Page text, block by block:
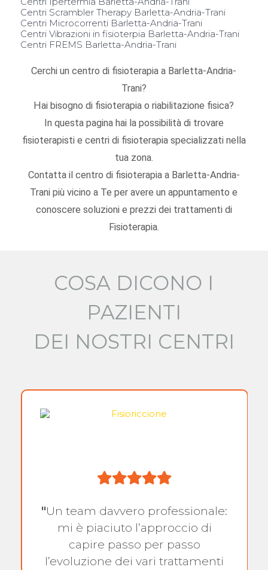
Centri Scrambler Therapy Barletta-Andria-Trani
Centri Microcorrenti Barletta-Andria-Trani
Centri Vibrazioni in fisioterpia Barletta-Andria-Trani
Centri FREMS Barletta-Andria-Trani
Cerchi un centro di fisioterapia a Barletta-Andria-
Trani?
Hai bisogno di fisioterapia o riabilitazione fisica?
In questa pagina hai la possibilità di trovare
fisioterapisti e centri di fisioterapia specializzati nella
tua zona.
Contatta il centro di fisioterapia a Barletta-Andria-
Trani più vicino a Te per avere un appuntamento e
conoscere soluzioni e prezzi dei trattamenti di
Fisioterapia.
COSA DICONO I
PAZIENTI
DEI NOSTRI CENTRI
"Un team davvero professionale:
mi è piaciuto l’approccio di
capire passo per passo
l’evoluzione dei vari trattamenti